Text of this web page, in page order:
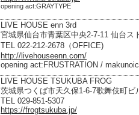
opening act:GRAYTYPE
LIVE HOUSE enn 3rd
宮城県仙台市青葉区中央2-7-11 仙台ス
TEL 022-212-2678（OFFICE)
http://livehouseenn.com/
opening act:FRUSTRATION /
LIVE HOUSE TSUKUBA FROG
茨城県つくば市天久保1-6-7歌舞伎町ビ
TEL 029-851-5307
https://frogtsukuba.jp/